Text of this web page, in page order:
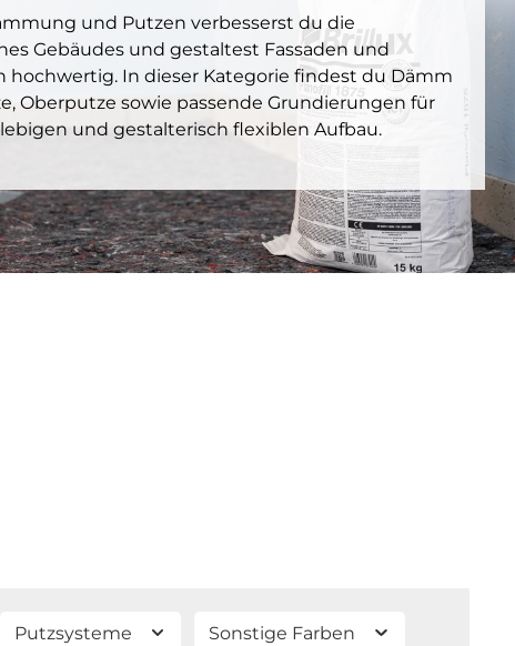
und Putzen verbesserst du die
Gebäudes und gestaltest Fassaden und
hochwertig. In dieser Kategorie findest du Dämm
Oberputze sowie passende Grundierungen für
und gestalterisch flexiblen Aufbau.
Putzsysteme Sonstige Farben